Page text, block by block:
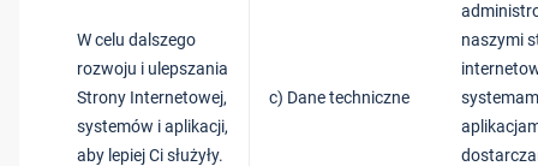
W celu dalszego
rozwoju i ulepszania
Strony Internetowej,
systemów i aplikacji,
aby lepiej Ci służyły.
c) Dane techniczne
naszymi